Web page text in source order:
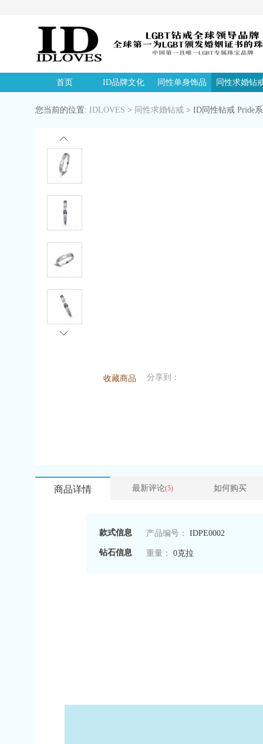
首页 ID品牌文化 同性单身饰品 同性求婚钻
您当前的位置: IDLOVES > 同性求婚钻戒 > ID同性钻戒 Pride
收藏商品 分享到：
商品详情 最新评论(5) 如何购买
款式信息 产品编号： IDPE0002
钻石信息 重量： 0克拉